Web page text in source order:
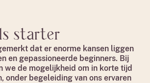
starter
dat er enorme kansen liggen
en gepassioneerde beginners. Bij
we de mogelijkheid om in korte tijd
onder begeleiding van ons ervaren